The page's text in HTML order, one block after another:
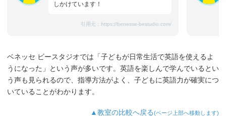
しかけています！
引用元： https://benesse-bestudio.com/
ベネッセ ビースタジオでは「子どもが日常生活で英語を使えるよ
うになった」という声が多いです。英語を楽しんで学んでいるとい
う声も見られるので、指導方法がよく、子どもに英語力が確実につ
いていることがわかります。
▲教室の比較へ戻る(ページ上部へ移動します)